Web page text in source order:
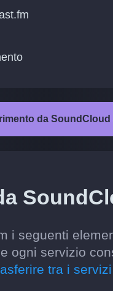
da SoundCloud
i seguenti
ogni servizio
tra i